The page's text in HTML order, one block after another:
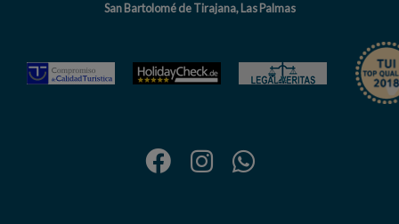
San Bartolomé de Tirajana, Las Palmas